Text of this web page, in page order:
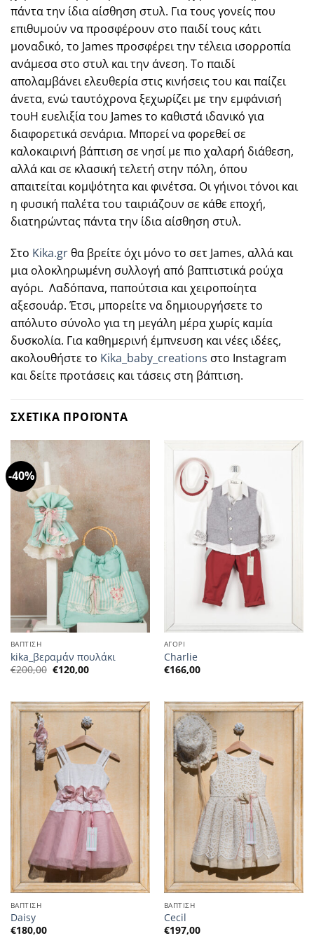
πάντα την ίδια αίσθηση στυλ. Για τους γονείς που
επιθυμούν να προσφέρουν στο παιδί τους κάτι
μοναδικό, το James προσφέρει την τέλεια ισορροπία
ανάμεσα στο στυλ και την άνεση. Το παιδί
απολαμβάνει ελευθερία στις κινήσεις του και παίζει
άνετα, ενώ ταυτόχρονα ξεχωρίζει με την εμφάνισή
τουΗ ευελιξία του James το καθιστά ιδανικό για
διαφορετικά σενάρια. Μπορεί να φορεθεί σε
καλοκαιρινή βάπτιση σε νησί με πιο χαλαρή διάθεση,
αλλά και σε κλασική τελετή στην πόλη, όπου
απαιτείται κομψότητα και φινέτσα. Οι γήινοι τόνοι και
η φυσική παλέτα του ταιριάζουν σε κάθε εποχή,
διατηρώντας πάντα την ίδια αίσθηση στυλ.
Στο Kika.grθα βρείτε όχι μόνο το σετ James, αλλά και
μια ολοκληρωμένη συλλογή από βαπτιστικά ρούχα
αγόρι. Λαδόπανα, παπούτσια και χειροποίητα
αξεσουάρ. Έτσι, μπορείτε να δημιουργήσετε το
απόλυτο σύνολο για τη μεγάλη μέρα χωρίς καμία
δυσκολία. Για καθημερινή έμπνευση και νέες ιδέες,
ακολουθήστε το Kika_baby_creations στο Instagram
και δείτε προτάσεις και τάσεις στη βάπτιση.
ΣΧΕΤΙΚΑ ΠΡΟΪΟΝΤΑ
-40%
ΒΑΠΤΙΣΗ
kika_βεραμάν πουλάκι
€200,00 Η
αρχική
€200,00.
€120,00Η
τρέχουσα
€120,00.
ΑΓΟΡΙ
Charlie
€166,00
ΒΑΠΤΙΣΗ
Daisy
€180,00
ΒΑΠΤΙΣΗ
Cecil
€197,00